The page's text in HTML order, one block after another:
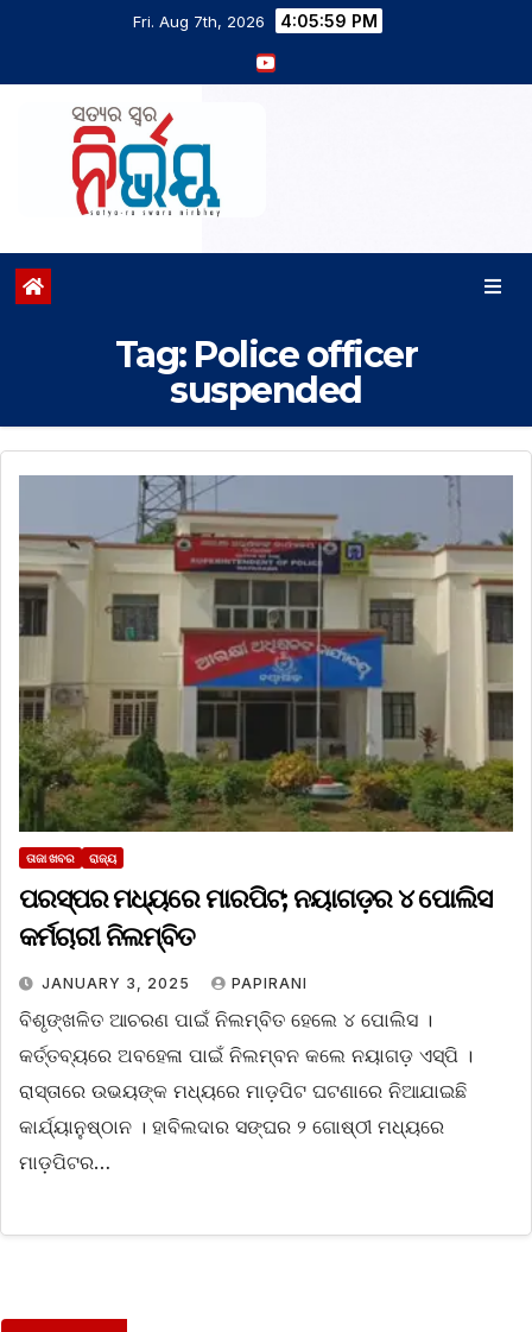
Fri. Aug 7th, 2026 4:05:59 PM
Tag: Police officer
suspended
ତାଜା ଖବର ରାଜ୍ୟ
ପରସ୍ପର ମଧ୍ୟରେ ମାରପିଟ; ନୟାଗଡ଼ର ୪ ପୋଲିସ
କର୍ମଚାରୀ ନିଲମ୍ବିତ
JANUARY 3, 2025 PAPIRANI
ବିଶୃଙ୍ଖଳିତ ଆଚରଣ ପାଇଁ ନିଲମ୍ବିତ ହେଲେ ୪ ପୋଲିସ ।
କର୍ତ୍ତବ୍ୟରେ ଅବହେଳା ପାଇଁ ନିଲମ୍ବନ କଲେ ନୟାଗଡ଼ ଏସ୍‌ପି ।
ରାସ୍ତାରେ ଉଭୟଙ୍କ ମଧ୍ୟରେ ମାଡ଼ପିଟ ଘଟଣାରେ ନିଆଯାଇଛି
କାର୍ଯ୍ୟାନୁଷ୍ଠାନ । ହାବିଲଦାର ସଙ୍ଘର ୨ ଗୋଷ୍ଠୀ ମଧ୍ୟରେ
ମାଡ଼ପିଟର…